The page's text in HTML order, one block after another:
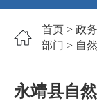
首页 > 政
部门 > 自
永靖县自